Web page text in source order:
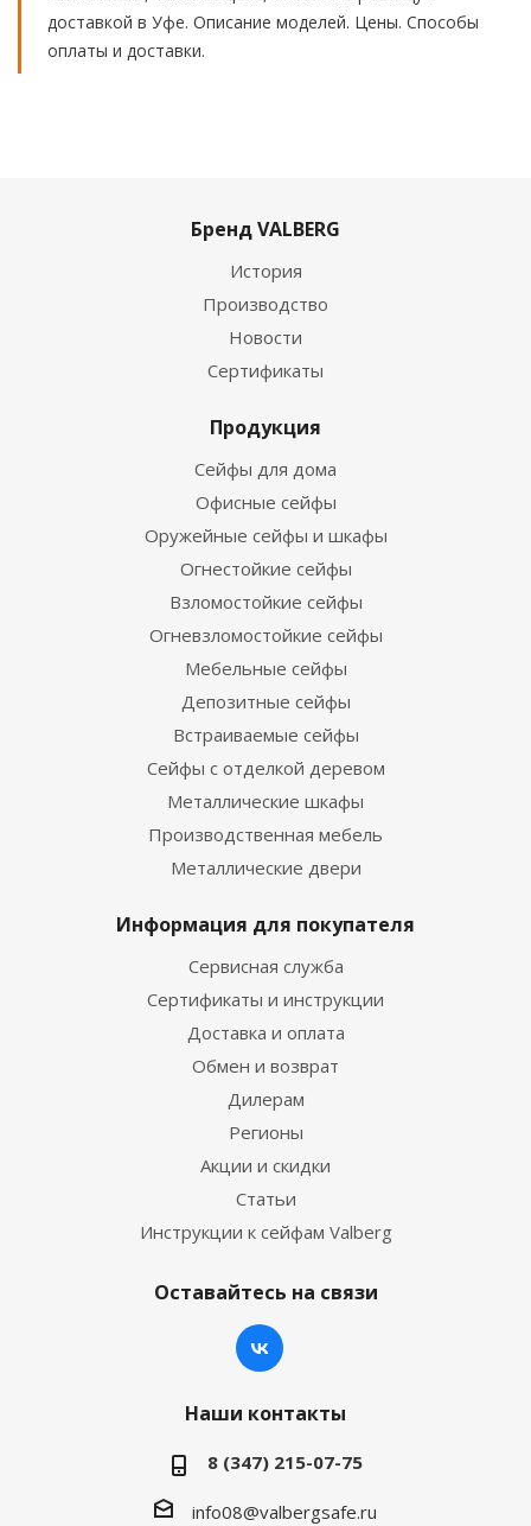
доставкой в Уфе. Описание моделей. Цены. Способы
оплаты и доставки.
Бренд VALBERG
История
Производство
Новости
Сертификаты
Продукция
Сейфы для дома
Офисные сейфы
Оружейные сейфы и шкафы
Огнестойкие сейфы
Взломостойкие сейфы
Огневзломостойкие сейфы
Мебельные сейфы
Депозитные сейфы
Встраиваемые сейфы
Сейфы с отделкой деревом
Металлические шкафы
Производственная мебель
Металлические двери
Информация для покупателя
Сервисная служба
Сертификаты и инструкции
Доставка и оплата
Обмен и возврат
Дилерам
Регионы
Акции и скидки
Статьи
Инструкции к сейфам Valberg
Оставайтесь на связи
Наши контакты
8 (347) 215-07-75
info08@valbergsafe.ru